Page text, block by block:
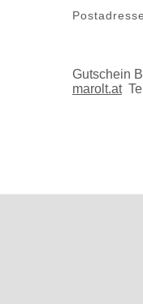
Gutschein
marolt.at